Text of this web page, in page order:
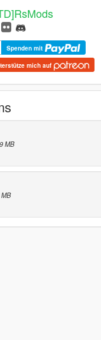
Spenden mit
mich auf
MB
MB